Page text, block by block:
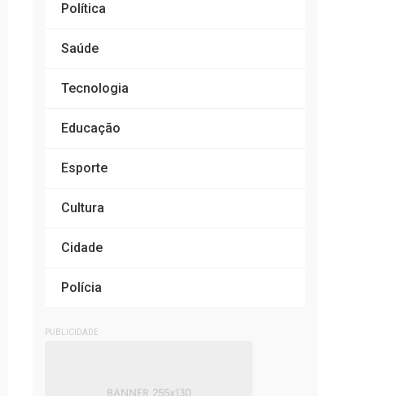
Política
Saúde
Tecnologia
Educação
Esporte
Cultura
Cidade
Polícia
PUBLICIDADE